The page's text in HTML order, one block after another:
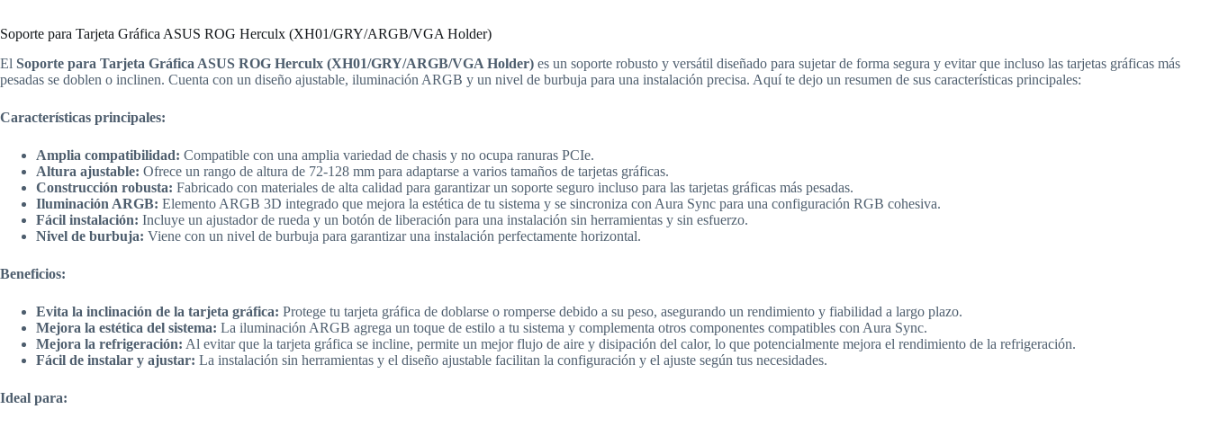
Soporte para Tarjeta Gráfica ASUS ROG Herculx (XH01/GRY/ARGB/VGA Holder)
El Soporte para Tarjeta Gráfica ASUS ROG Herculx (XH01/GRY/ARGB/VGA Holder) es un soporte robusto y versátil diseñado para sujetar de forma segura y evitar que incluso las tarjetas gráficas más
pesadas se doblen o inclinen. Cuenta con un diseño ajustable, iluminación ARGB y un nivel de burbuja para una instalación precisa. Aquí te dejo un resumen de sus características principales:
Características principales:
Amplia compatibilidad: Compatible con una amplia variedad de chasis y no ocupa ranuras PCIe.
Altura ajustable: Ofrece un rango de altura de 72-128 mm para adaptarse a varios tamaños de tarjetas gráficas.
Construcción robusta: Fabricado con materiales de alta calidad para garantizar un soporte seguro incluso para las tarjetas gráficas más pesadas.
Iluminación ARGB: Elemento ARGB 3D integrado que mejora la estética de tu sistema y se sincroniza con Aura Sync para una configuración RGB cohesiva.
Fácil instalación: Incluye un ajustador de rueda y un botón de liberación para una instalación sin herramientas y sin esfuerzo.
Nivel de burbuja: Viene con un nivel de burbuja para garantizar una instalación perfectamente horizontal.
Beneficios:
Evita la inclinación de la tarjeta gráfica: Protege tu tarjeta gráfica de doblarse o romperse debido a su peso, asegurando un rendimiento y fiabilidad a largo plazo.
Mejora la estética del sistema: La iluminación ARGB agrega un toque de estilo a tu sistema y complementa otros componentes compatibles con Aura Sync.
Mejora la refrigeración: Al evitar que la tarjeta gráfica se incline, permite un mejor flujo de aire y disipación del calor, lo que potencialmente mejora el rendimiento de la refrigeración.
Fácil de instalar y ajustar: La instalación sin herramientas y el diseño ajustable facilitan la configuración y el ajuste según tus necesidades.
Ideal para: